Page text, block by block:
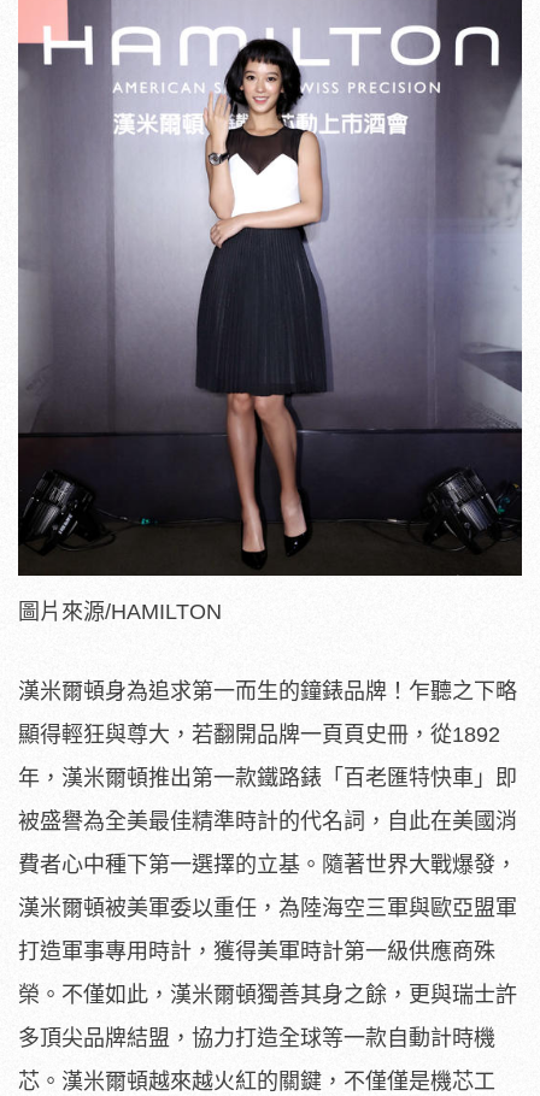
圖片來源/HAMILTON
漢米爾頓身為追求第一而生的鐘錶品牌！乍聽之下略
顯得輕狂與尊大，若翻開品牌一頁頁史冊，從1892
年，漢米爾頓推出第一款鐵路錶「百老匯特快車」即
被盛譽為全美最佳精準時計的代名詞，自此在美國消
費者心中種下第一選擇的立基。隨著世界大戰爆發，
漢米爾頓被美軍委以重任，為陸海空三軍與歐亞盟軍
打造軍事專用時計，獲得美軍時計第一級供應商殊
榮。不僅如此，漢米爾頓獨善其身之餘，更與瑞士許
多頂尖品牌結盟，協力打造全球等一款自動計時機
芯。漢米爾頓越來越火紅的關鍵，不僅僅是機芯工